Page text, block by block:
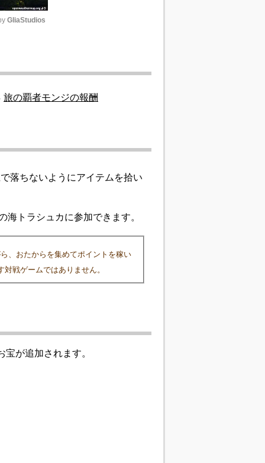
GliaStudios
旅の覇者モンジの報酬
落ちないようにアイテムを拾い
トラシュカに参加できます。
、おたからを集めてポイントを稼い
戦ゲームではありません。
が追加されます。